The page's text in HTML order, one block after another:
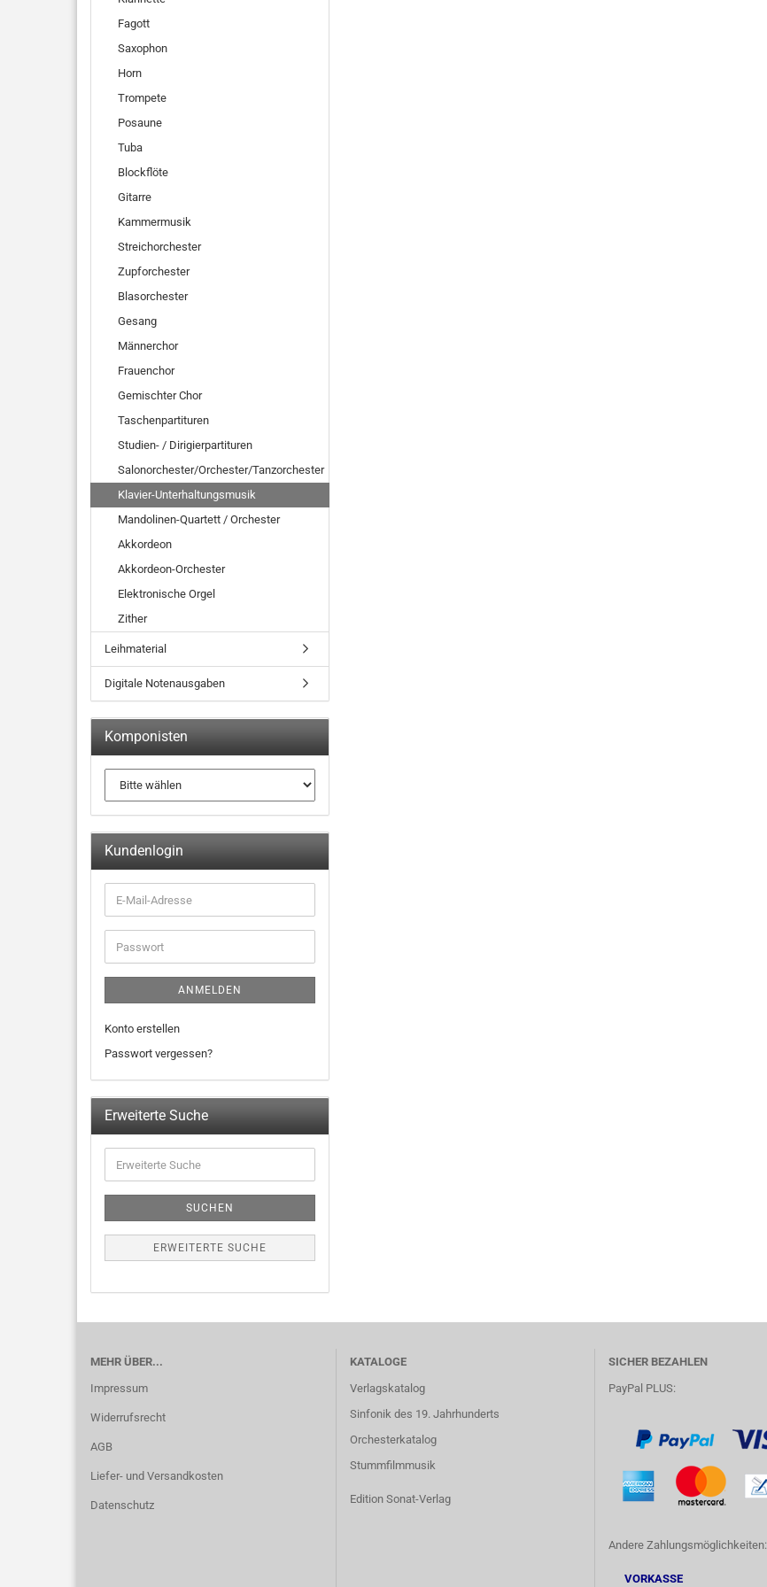
Fagott
Saxophon
Horn
Trompete
Posaune
Tuba
Blockflöte
Gitarre
Kammermusik
Streichorchester
Zupforchester
Blasorchester
Gesang
Männerchor
Frauenchor
Gemischter Chor
Taschenpartituren
Studien- / Dirigierpartituren
Salonorchester/Orchester/Tanzorchester
Klavier-Unterhaltungsmusik
Mandolinen-Quartett / Orchester
Akkordeon
Akkordeon-Orchester
Elektronische Orgel
Zither
Leihmaterial
Digitale Notenausgaben
Komponisten
Kundenlogin
ANMELDEN
Konto erstellen
Passwort vergessen?
Erweiterte Suche
SUCHEN
ERWEITERTE SUCHE
MEHR ÜBER...
Impressum
Widerrufsrecht
AGB
Liefer- und Versandkosten
Datenschutz
KATALOGE
Verlagskatalog
Sinfonik des 19. Jahrhunderts
Orchesterkatalog
Stummfilmmusik
Edition Sonat-Verlag
SICHER BEZAHLEN
PayPal PLUS:
Andere Zahlungsmöglichkeiten:
VORKASSE